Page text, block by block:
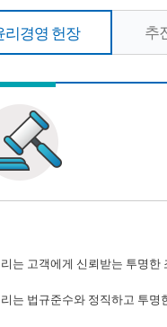
리경영 헌장 추
는 고객에게 신뢰받는 투명한
는 법규준수와 정직하고 투명